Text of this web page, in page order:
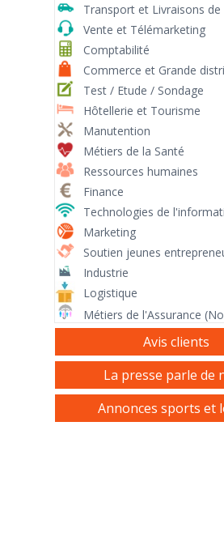
Transport et Livraisons de
Vente et Télémarketing
Comptabilité
Commerce et Grande
Test / Etude / Sondage
Hôtellerie et Tourisme
Manutention
Métiers de la Santé
Ressources humaines
Finance
Technologies de
Marketing
Soutien jeunes
Industrie
Logistique
Métiers de l'Assurance
Avis clients
La presse parle de
Annonces sports et